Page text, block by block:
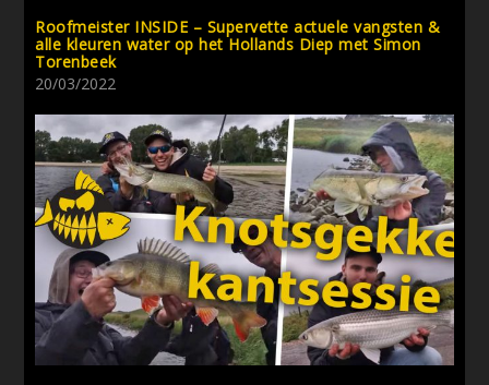
Roofmeister INSIDE – Supervette actuele vangsten &
alle kleuren water op het Hollands Diep met Simon
Torenbeek
20/03/2022